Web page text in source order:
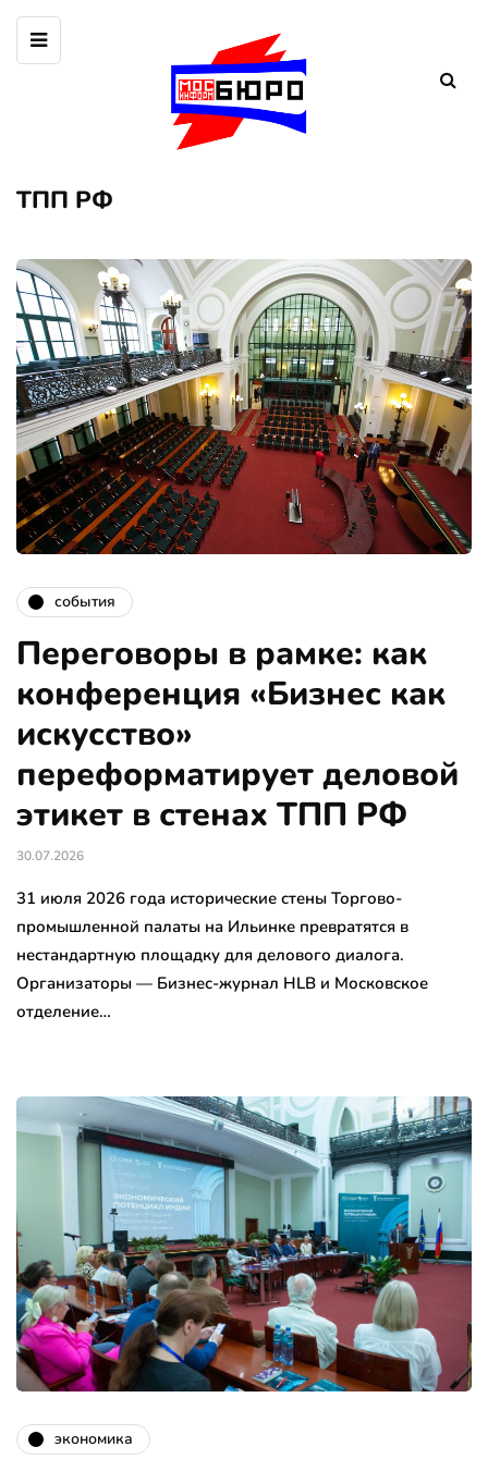
ТПП РФ
события
Переговоры в рамке: как
конференция «Бизнес как
искусство»
переформатирует деловой
этикет в стенах ТПП РФ
30.07.2026
31 июля 2026 года исторические стены Торгово-
промышленной палаты на Ильинке превратятся в
нестандартную площадку для делового диалога.
Организаторы — Бизнес-журнал HLB и Московское
отделение…
экономика